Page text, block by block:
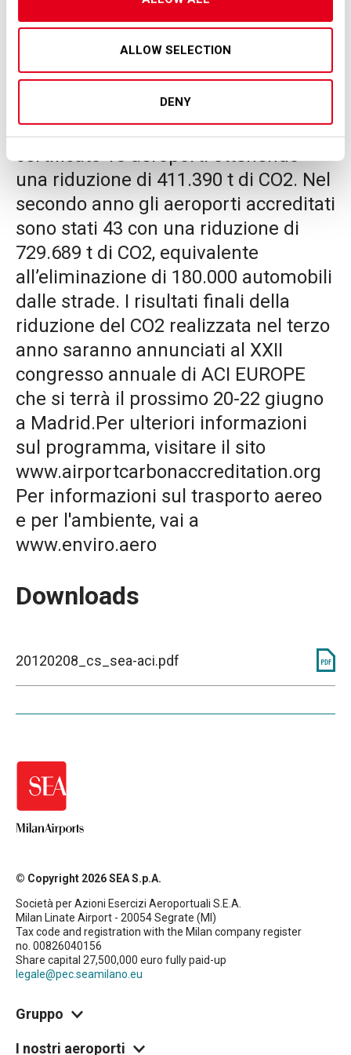
ALLOW SELECTION
DENY
Europa, sono 55 gli aeroporti
certificati, ognuno accreditato ad uno
dei quattro livelli disponibili di
certificazione (Mapping, Reduction,
Optimisation, Neutrality).Durante il
primo anno, il programma ha
certificato 18 aeroporti ottenendo
una riduzione di 411.390 t di CO2. Nel
secondo anno gli aeroporti accreditati
sono stati 43 con una riduzione di
729.689 t di CO2, equivalente
all’eliminazione di 180.000 automobili
dalle strade. I risultati finali della
riduzione del CO2 realizzata nel terzo
anno saranno annunciati al XXII
congresso annuale di ACI EUROPE
che si terrà il prossimo 20-22 giugno
a Madrid.Per ulteriori informazioni
sul programma, visitare il sito
www.airportcarbonaccreditation.org
Per informazioni sul trasporto aereo
e per l'ambiente, vai a
www.enviro.aero
Downloads
20120208_cs_sea-aci.pdf
© Copyright 2026 SEA S.p.A.
Società per Azioni Esercizi Aeroportuali S.E.A.
Milan Linate Airport - 20054 Segrate (MI)
Tax code and registration with the Milan company register
no. 00826040156
Share capital 27,500,000 euro fully paid-up
legale@pec.seamilano.eu
Gruppo
I nostri aeroporti